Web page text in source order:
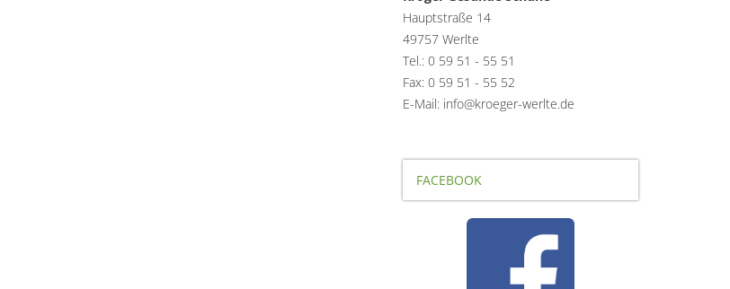
Hauptstraße 14
49757 Werlte
Tel.: 0 59 51 - 55 51
Fax: 0 59 51 - 55 52
E-Mail: info@kroeger-werlte.de
FACEBOOK